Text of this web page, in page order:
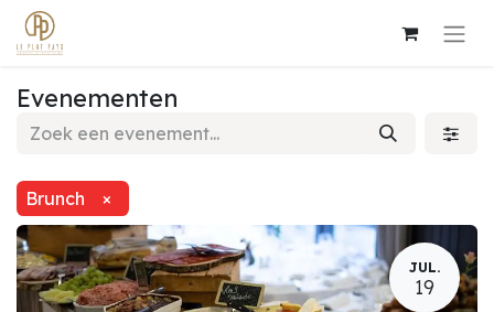
Evenementen
Brunch ×
JUL.
19